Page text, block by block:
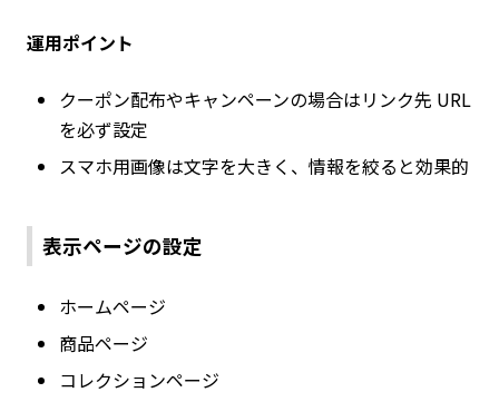
運用ポイント
クーポン配布やキャンペーンの場合はリンク先 URL
を必ず設定
スマホ用画像は文字を大きく、情報を絞ると効果的
表示ページの設定
ホームページ
商品ページ
コレクションページ